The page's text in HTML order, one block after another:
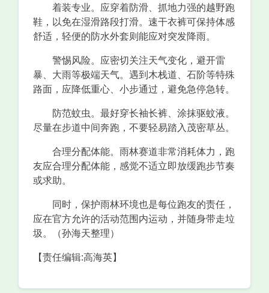
着装专业。应穿着防滑、抓地力强的越野跑
鞋，以免在湿滑路段打滑。速干衣裤可保持体感
舒适，轻便的防水外套则能应对突发降雨。
警惕风险。应密切关注天气变化，避开雷
暴、大雨等极端天气。遇到木栈道、石阶等特殊
路面，应降低重心、小步通过，避免急停急转。
防范蚊虫。最好穿长袖长裤、涂抹驱蚊液。
尽量在步道中间奔跑，不要轻易踏入茂密草丛。
合理分配体能。雨林赛道非常消耗体力，跑
友应合理分配体能，感觉不适立即放缓跑步节奏
或求助。
同时，保护雨林环境也是每位跑友的责任，
应在官方允许的活动范围内运动，并随身带走垃
圾。（孙海天整理）
【责任编辑:高海英】